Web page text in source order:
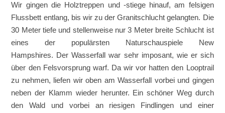
Wir gingen die Holztreppen und -stiege hinauf, am felsigen
Flussbett entlang, bis wir zu der Granitschlucht gelangten. Die
30 Meter tiefe und stellenweise nur 3 Meter breite Schlucht ist
eines der populärsten Naturschauspiele New
Hampshires. Der Wasserfall war sehr imposant, wie er sich
über den Felsvorsprung warf. Da wir vor hatten den Looptrail
zu nehmen, liefen wir oben am Wasserfall vorbei und gingen
neben der Klamm wieder herunter. Ein schöner Weg durch
den Wald und vorbei an riesigen Findlingen und einer